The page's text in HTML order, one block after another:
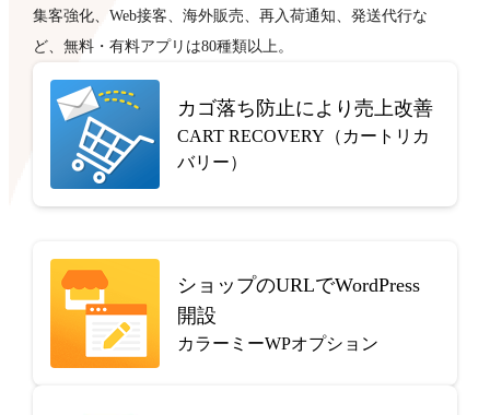
集客強化、Web接客、海外販売、再入荷通知、発送代行な
ど、無料・有料アプリは80種類以上。
カゴ落ち防止により売上改善
CART RECOVERY（カートリカ
バリー）
ショップのURLでWordPress
開設
カラーミーWPオプション